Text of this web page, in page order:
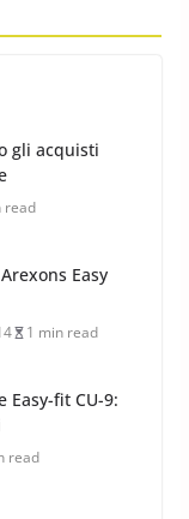
nuovi
2: Nuovi
SUV 2022
gli acquisti
read
Easy
1 min read
Easy-fit CU-9:
read